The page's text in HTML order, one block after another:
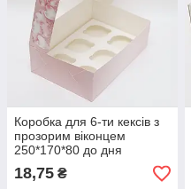
Коробка для 6-ти кексів з
прозорим віконцем
250*170*80 до дня
закоханих
18,75 ₴